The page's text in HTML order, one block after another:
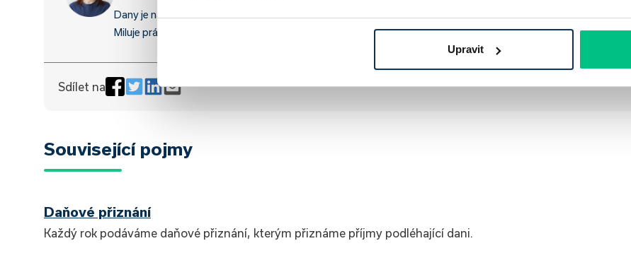
Upravit
Dany je naše grafička a content specialistka, která vlnami online marketingu proplouvá už od roku 2018.
Miluje práci v kolektivu a na smysluplných projektech.
Sdílet na
Související pojmy
Daňové přiznání
Každý rok podáváme daňové přiznání, kterým přiznáme příjmy podléhající dani.